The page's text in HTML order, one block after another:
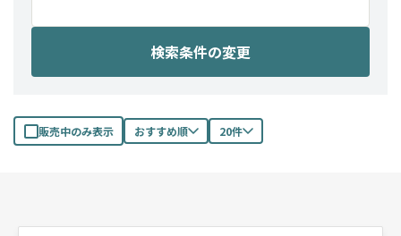
検索条件の変更
販売中のみ表示 おすすめ順 20件